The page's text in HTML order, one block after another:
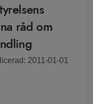
råd om
2011-01-01